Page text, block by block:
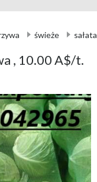
świeże sałata
, 10.00 A$/t.